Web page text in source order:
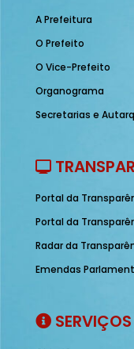
A Prefeitura
O Prefeito
O Vice-Prefeito
Organograma
Secretarias e
Portal da
Portal da
Radar da
Emendas
SERVIÇOS